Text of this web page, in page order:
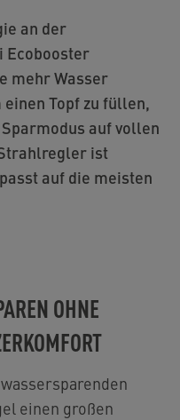
Ecobooster
mehr Wasser
Topf zu füllen,
auf vollen
ist
auf die meisten
OHNE
einen großen